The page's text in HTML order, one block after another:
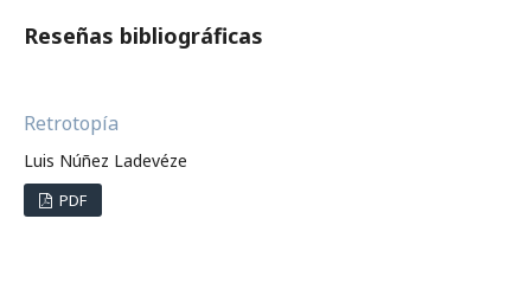
Reseñas bibliográficas
Retrotopía
Luis Núñez Ladevéze
PDF